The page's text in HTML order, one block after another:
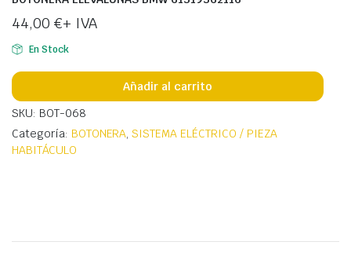
44,00 €+ IVA
En Stock
Añadir al carrito
SKU: BOT-068
Categoría: BOTONERA,SISTEMA ELÉCTRICO / PIEZA
HABITÁCULO